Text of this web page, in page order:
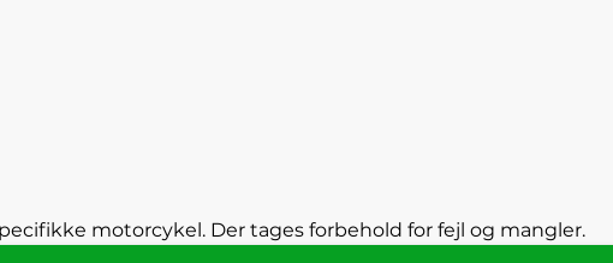
motorcykel. Der tages forbehold for fejl og mangler.